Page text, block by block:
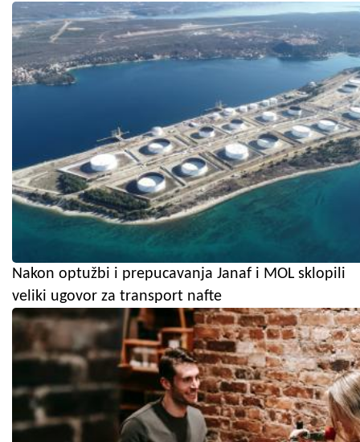
Nakon optužbi i prepucavanja Janaf i MOL sklopili
veliki ugovor za transport nafte